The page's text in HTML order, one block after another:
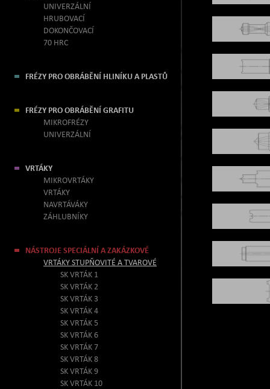
UNIVERZÁLNÍ
HRUBOVACÍ
DOKONČOVACÍ
70 HRC
FRÉZY PRO OBRÁBĚNÍ HLINÍKU A PLASTŮ
FRÉZY PRO OBRÁBĚNÍ GRAFITU
MIKROFRÉZY
UNIVERZÁLNÍ
VRTÁKY
MIKROVRTÁKY
VRTÁKY
NAVRTÁVÁKY
ZÁHLUBNÍKY
NÁSTROJE SPECIÁLNÍ A ZAKÁZKOVÉ
VRTÁKY STUPŇOVITÉ A TVAROVÉ
SK VRTÁK 1
SK VRTÁK 2
SK VRTÁK 3
SK VRTÁK 4
SK VRTÁK 5
SK VRTÁK 6
SK VRTÁK 7
SK VRTÁK 8
SK VRTÁK 9
SK VRTÁK 10